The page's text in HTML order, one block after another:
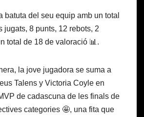
batuta del seu equip amb un total
jugats, 8 punts, 12 rebots, 2
total de 18 de valoració 📊.
la jove jugadora se suma a
Talens y Victoria Coyle en
de cadascuna de les finals de
categories 🤩, una fita que